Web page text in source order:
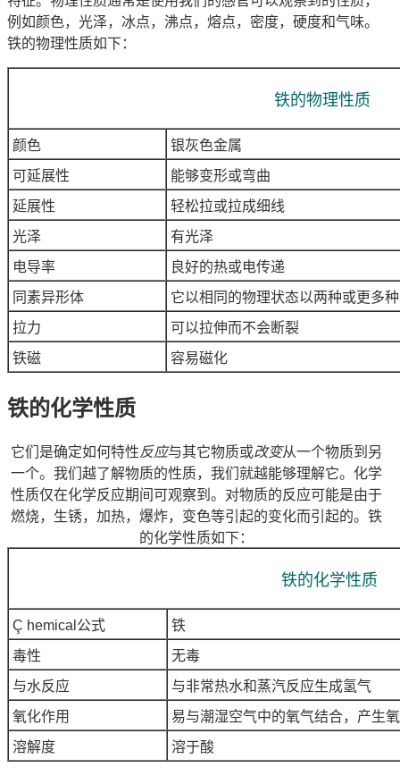
例如颜色，光泽，冰点， 沸点，熔点，密度，硬度和气味。
铁的物理性质如下：
铁的物理性质
颜色
银灰色金属
可延展性
能够变形或弯曲
延展性
轻松拉或拉成细线
光泽
有光泽
电导率
良好的热或电传递
同素异形体
它以相同的物理状态以两种或更多
拉力
可以拉伸而不会断裂
铁磁
容易磁化
铁的化学性质
它们是确定如何特性反应与其它物质或改变从一个物质到另
一个。我们越了解物质的性质，我们就越能够理解它。 化学
性质仅在化学反应期间可观察到。对物质的反应可能是由于
燃烧，生锈，加热，爆炸，变色等引起的变化而引起的。铁
的化学性质如下：
铁的化学性质
Ç hemical公式
铁
毒性
无毒
与水反应
与非常热水和蒸汽反应生成氢气
氧化作用
易与潮湿空气中的氧气结合，产生
溶解度
溶于酸